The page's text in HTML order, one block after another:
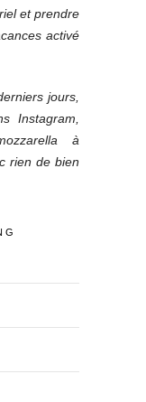
et prendre
activé
jours,
Instagram,
à
rien de bien